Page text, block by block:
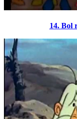
14. Bol